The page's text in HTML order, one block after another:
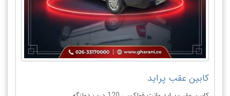
کابین عقب پراید